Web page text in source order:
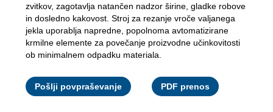
zvitkov, zagotavlja natančen nadzor širine, gladke robove
in dosledno kakovost. Stroj za rezanje vroče valjanega
jekla uporablja napredne, popolnoma avtomatizirane
krmilne elemente za povečanje proizvodne učinkovitosti
ob minimalnem odpadku materiala.
Pošlji povpraševanje PDF prenos